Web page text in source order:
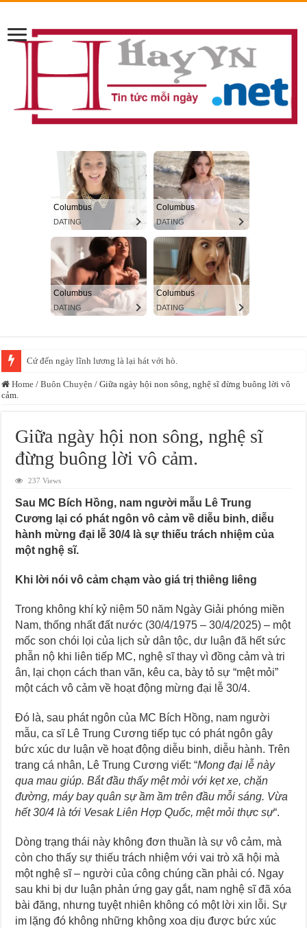
Cứ đến ngày lĩnh lương là lại hát với hò.
Home / Buôn Chuyện / Giữa ngày hội non sông, nghệ sĩ đừng buông lời vô
cảm.
Giữa ngày hội non sông, nghệ sĩ
đừng buông lời vô cảm.
237 Views
Sau MC Bích Hồng, nam người mẫu Lê Trung
Cương lại có phát ngôn vô cảm về diễu binh, diễu
hành mừng đại lễ 30/4 là sự thiếu trách nhiệm của
một nghệ sĩ.
Khi lời nói vô cảm chạm vào giá trị thiêng liêng
Trong không khí kỷ niệm 50 năm Ngày Giải phóng miền
Nam, thống nhất đất nước (30/4/1975 – 30/4/2025) – một
mốc son chói lọi của lịch sử dân tộc, dư luận đã hết sức
phẫn nộ khi liên tiếp MC, nghệ sĩ thay vì đồng cảm và tri
ân, lại chọn cách than vãn, kêu ca, bày tỏ sự “mệt mỏi”
một cách vô cảm về hoạt động mừng đại lễ 30/4.
Đó là, sau phát ngôn của MC Bích Hồng, nam người
mẫu, ca sĩ Lê Trung Cương tiếp tục có phát ngôn gây
bức xúc dư luận về hoạt động diễu binh, diễu hành. Trên
trang cá nhân, Lê Trung Cương viết: “Mong đại lễ này
qua mau giúp. Bắt đầu thấy mệt mỏi với kẹt xe, chặn
đường, máy bay quân sự ầm ầm trên đầu mỗi sáng. Vừa
hết 30/4 là tới Vesak Liên Hợp Quốc, mệt mỏi thực sự“.
Dòng trạng thái này không đơn thuần là sự vô cảm, mà
còn cho thấy sự thiếu trách nhiệm với vai trò xã hội mà
một nghệ sĩ – người của công chúng cần phải có. Ngay
sau khi bị dư luận phản ứng gay gắt, nam nghệ sĩ đã xóa
bài đăng, nhưng tuyệt nhiên không có một lời xin lỗi. Sự
im lặng đó không những không xoa dịu được bức xúc